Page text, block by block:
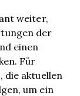
weiter,
der
einen
Für
die aktuellen
um ein